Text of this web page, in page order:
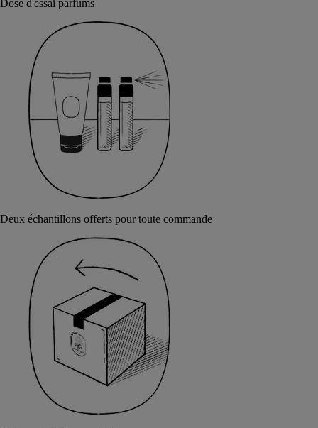
Dose d'essai parfums
Deux échantillons offerts pour toute commande